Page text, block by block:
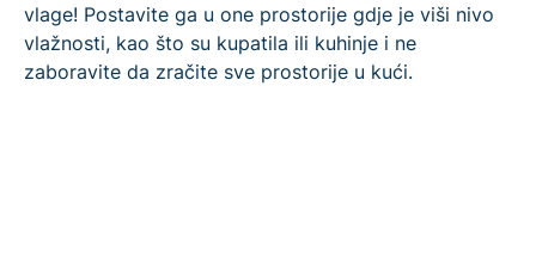
vlage! Postavite ga u one prostorije gdje je viši nivo
vlažnosti, kao što su kupatila ili kuhinje i ne
zaboravite da zračite sve prostorije u kući.